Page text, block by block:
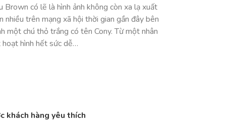
Brown có lẽ là hình ảnh không còn xa lạ xuất
nhiều trên mạng xã hội thời gian gần đây bên
một chú thỏ trắng có tên Cony. Từ một nhân
hoạt hình hết sức dễ…
khách hàng yêu thích